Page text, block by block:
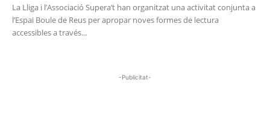
La Lliga i l’Associació Supera’t han organitzat una activitat conjunta a
l’Espai Boule de Reus per apropar noves formes de lectura
accessibles a través...
-Publicitat-